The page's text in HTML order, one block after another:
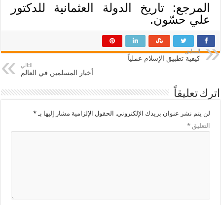
المرجع: تاريخ الدولة العثمانية للدكتور
علي حسّون.
السابق
كيفية تطبيق الإسلام عملياً
التالي
أخبار المسلمين في العالم
اترك تعليقاً
لن يتم نشر عنوان بريدك الإلكتروني. الحقول الإلزامية مشار إليها بـ*
التعليق*